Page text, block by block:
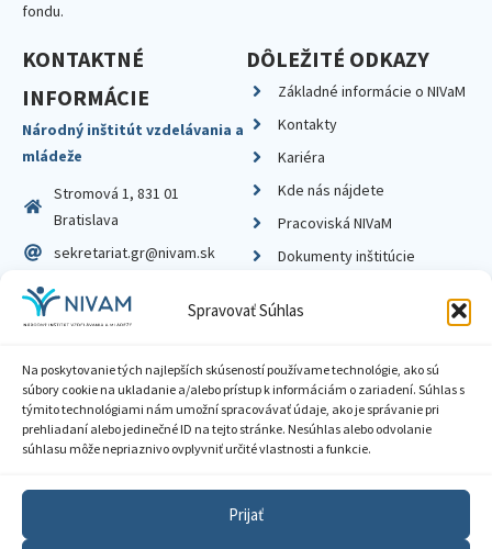
Spravovať Súhlas
Na poskytovanie tých najlepších skúseností používame technológie, ako sú
súbory cookie na ukladanie a/alebo prístup k informáciám o zariadení. Súhlas s
týmito technológiami nám umožní spracovávať údaje, ako je správanie pri
prehliadaní alebo jedinečné ID na tejto stránke. Nesúhlas alebo odvolanie
súhlasu môže nepriaznivo ovplyvniť určité vlastnosti a funkcie.
Prijať
fondu.
KONTAKTNÉ
INFORMÁCIE
Národný inštitút vzdelávania a
mládeže
Stromová 1, 831 01
Bratislava
sekretariat.gr@nivam.sk
IČO: 00164348
DIČ: 2020798714
DÔLEŽITÉ ODKAZY
Základné informácie o NIVaM
Kontakty
Kariéra
Kde nás nájdete
Pracoviská NIVaM
Dokumenty inštitúcie
Zásady ochrany súkromia
Sprístupnenie informácií